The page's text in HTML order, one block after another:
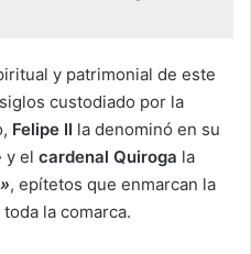
y patrimonial de este
custodiado por la
Felipe II la denominó en su
y el cardenal Quiroga la
, epítetos que enmarcan la
la comarca.